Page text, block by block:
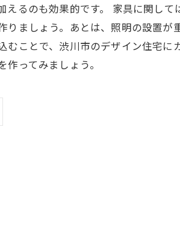
えるのも効果的です。 家具に関し
りましょう。あとは、照明の設置
むことで、渋川市のデザイン住宅
作ってみましょう。